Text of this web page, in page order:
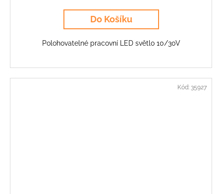
Do Košíku
Polohovatelné pracovní LED světlo 10/30V
Kód: 35927